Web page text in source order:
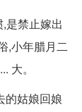
是禁止嫁出
,小年腊月二
大。
的姑娘回娘